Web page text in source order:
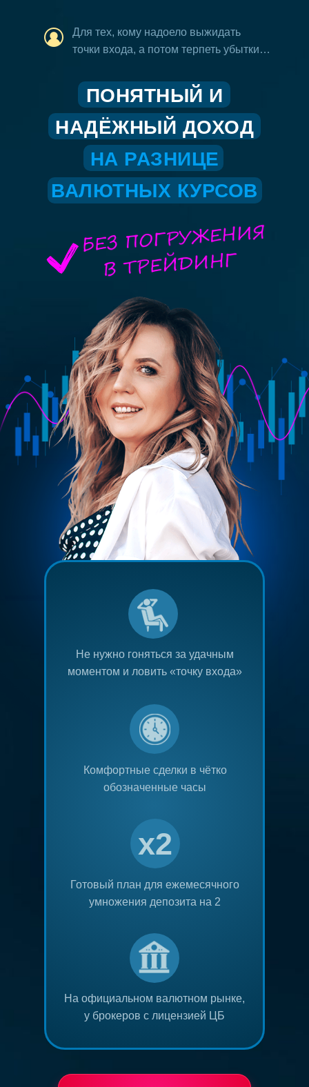
ПОНЯТНЫЙ И
НАДЁЖНЫЙ ДОХОД
НА РАЗНИЦЕ
ВАЛЮТНЫХ КУРСОВ
Для тех, кому надоело выжидать
точки входа, а потом терпеть убытки…
На официальном валютном рынке,
у брокеров с лицензией ЦБ
Комфортные сделки в чётко
обозначенные часы
Готовый план для ежемесячного
умножения депозита на 2
Не нужно гоняться за удачным
моментом и ловить «точку входа»
x2